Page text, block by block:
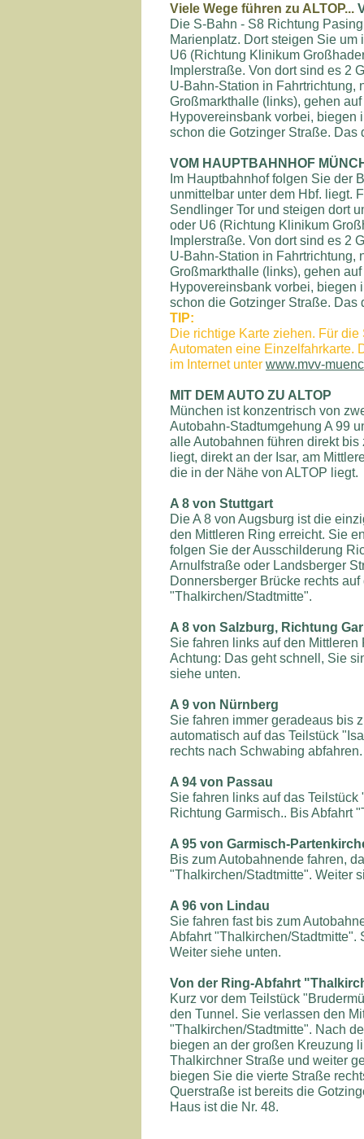
Viele Wege führen zu ALTOP...
Die S-Bahn - S8 Richtung
Marienplatz. Dort steigen Sie
U6 (Richtung Klinikum
Implerstraße. Von dort sind es 2
U-Bahn-Station in Fahrtrichtung,
Großmarkthalle (links), gehen
Hypovereinsbank vorbei, biegen
schon die Gotzinger Straße. Das
VOM HAUPTBAHNHOF
Im Hauptbahnhof folgen Sie der
unmittelbar unter dem Hbf. liegt.
Sendlinger Tor und steigen dort
oder U6 (Richtung Klinikum
Implerstraße. Von dort sind es 2
U-Bahn-Station in Fahrtrichtung,
Großmarkthalle (links), gehen
Hypovereinsbank vorbei, biegen
schon die Gotzinger Straße. Das
TIP:
Die richtige Karte ziehen. Für
Automaten eine Einzelfahrkarte.
im Internet unter www.mvv-
MIT DEM AUTO ZU ALTOP
München ist konzentrisch von
Autobahn-Stadtumgehung A 99
alle Autobahnen führen direkt
liegt, direkt an der Isar, am
die in der Nähe von ALTOP liegt.
A 8 von Stuttgart
Die A 8 von Augsburg ist die
den Mittleren Ring erreicht. Sie
folgen Sie der Ausschilderung
Arnulfstraße oder Landsberger
Donnersberger Brücke rechts
"Thalkirchen/Stadtmitte".
A 8 von Salzburg, Richtung
Sie fahren links auf den
Achtung: Das geht schnell, Sie
siehe unten.
A 9 von Nürnberg
Sie fahren immer geradeaus bis
automatisch auf das Teilstück
rechts nach Schwabing
A 94 von Passau
Sie fahren links auf das
Richtung Garmisch.. Bis Abfahrt
A 95 von Garmisch-
Bis zum Autobahnende fahren,
"Thalkirchen/Stadtmitte". Weiter
A 96 von Lindau
Sie fahren fast bis zum
Abfahrt "Thalkirchen/Stadtmitte".
Weiter siehe unten.
Von der Ring-Abfahrt
Kurz vor dem Teilstück
den Tunnel. Sie verlassen den
"Thalkirchen/Stadtmitte". Nach
biegen an der großen Kreuzung
Thalkirchner Straße und weiter
biegen Sie die vierte Straße
Querstraße ist bereits die
Haus ist die Nr. 48.